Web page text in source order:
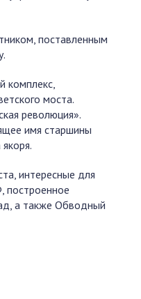
поставленным
комплекс,
моста.
революция».
имя старшины
интересные для
построенное
а также Обводный